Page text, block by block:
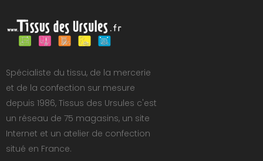
Spécialiste du tissu, de la mercerie
et de la confection sur mesure
depuis 1986, Tissus des Ursules c'est
un réseau de 75 magasins, un site
Internet et un atelier de confection
situé en France.